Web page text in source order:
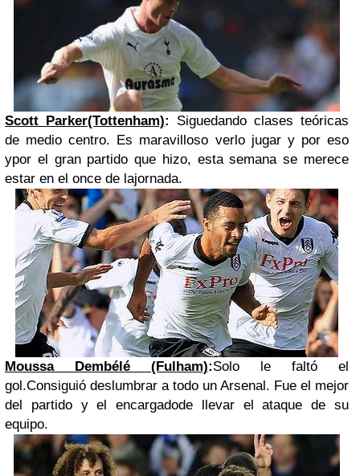
Scott Parker(Tottenham): Siguedando clases teóricas
de medio centro. Es maravilloso verlo jugar y por eso
ypor el gran partido que hizo, esta semana se merece
estar en el once de lajornada.
Moussa Dembélé (Fulham):Solo le faltó el
gol.Consiguió deslumbrar a todo un Arsenal. Fue el mejor
del partido y el encargadode llevar el ataque de su
equipo.